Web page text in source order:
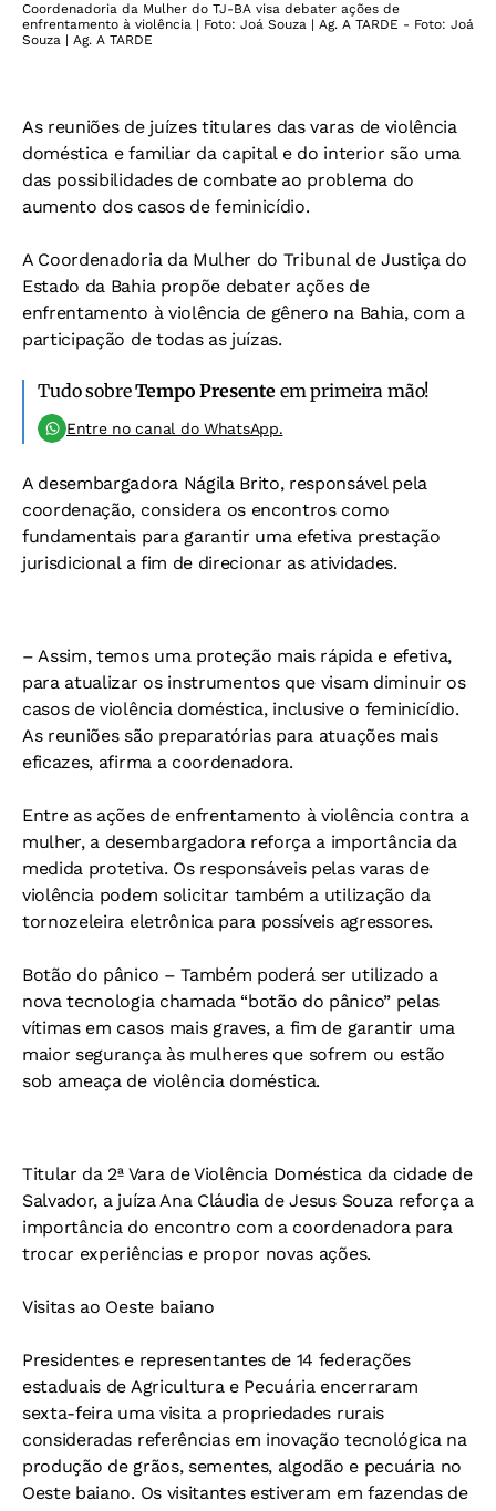
Coordenadoria da Mulher do TJ-BA visa debater ações de
enfrentamento à violência | Foto: Joá Souza | Ag. A TARDE - Foto: Joá
Souza | Ag. A TARDE
As reuniões de juízes titulares das varas de violência
doméstica e familiar da capital e do interior são uma
das possibilidades de combate ao problema do
aumento dos casos de feminicídio.
A Coordenadoria da Mulher do Tribunal de Justiça do
Estado da Bahia propõe debater ações de
enfrentamento à violência de gênero na Bahia, com a
participação de todas as juízas.
Tudo sobreTempo Presente em primeira mão!
Entre no canal do WhatsApp.
A desembargadora Nágila Brito, responsável pela
coordenação, considera os encontros como
fundamentais para garantir uma efetiva prestação
jurisdicional a fim de direcionar as atividades.
– Assim, temos uma proteção mais rápida e efetiva,
para atualizar os instrumentos que visam diminuir os
casos de violência doméstica, inclusive o feminicídio.
As reuniões são preparatórias para atuações mais
eficazes, afirma a coordenadora.
Entre as ações de enfrentamento à violência contra a
mulher, a desembargadora reforça a importância da
medida protetiva. Os responsáveis pelas varas de
violência podem solicitar também a utilização da
tornozeleira eletrônica para possíveis agressores.
Botão do pânico – Também poderá ser utilizado a
nova tecnologia chamada “botão do pânico” pelas
vítimas em casos mais graves, a fim de garantir uma
maior segurança às mulheres que sofrem ou estão
sob ameaça de violência doméstica.
Titular da 2ª Vara de Violência Doméstica da cidade de
Salvador, a juíza Ana Cláudia de Jesus Souza reforça a
importância do encontro com a coordenadora para
trocar experiências e propor novas ações.
Visitas ao Oeste baiano
Presidentes e representantes de 14 federações
estaduais de Agricultura e Pecuária encerraram
sexta-feira uma visita a propriedades rurais
consideradas referências em inovação tecnológica na
produção de grãos, sementes, algodão e pecuária no
Oeste baiano. Os visitantes estiveram em fazendas de